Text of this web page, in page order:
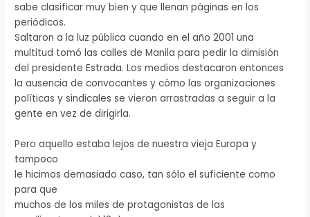
sabe clasificar muy bien y que llenan páginas en los
periódicos.
Saltaron a la luz pública cuando en el año 2001 una
multitud tomó las calles de Manila para pedir la dimisión
del presidente Estrada. Los medios destacaron entonces
la ausencia de convocantes y cómo las organizaciones
políticas y sindicales se vieron arrastradas a seguir a la
gente en vez de dirigirla.
Pero aquello estaba lejos de nuestra vieja Europa y
tampoco
le hicimos demasiado caso, tan sólo el suficiente como
para que
muchos de los miles de protagonistas de las